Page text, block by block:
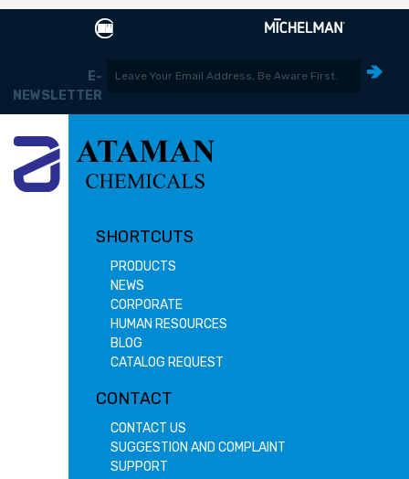
E-
NEWSLETTER
SHORTCUTS
PRODUCTS
NEWS
CORPORATE
HUMAN RESOURCES
BLOG
CATALOG REQUEST
CONTACT
CONTACT US
SUGGESTION AND COMPLAINT
SUPPORT